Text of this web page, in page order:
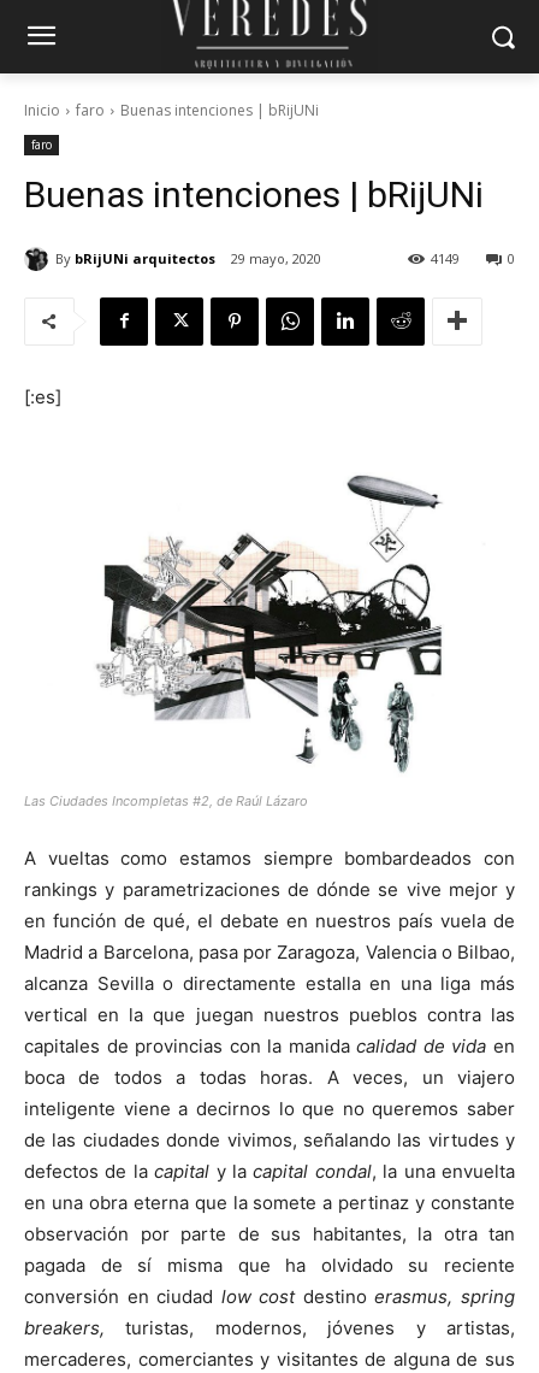
Inicio faro Buenas intenciones | bRijUNi
faro
Buenas intenciones | bRijUNi
By bRijUNi arquitectos 29 mayo, 2020 0
4149
[:es]
Las Ciudades Incompletas #2, de Raúl Lázaro
A vueltas como estamos siempre bombardeados con
rankings y parametrizaciones de dónde se vive mejor y
en función de qué, el debate en nuestros país vuela de
Madrid a Barcelona, pasa por Zaragoza, Valencia o Bilbao,
alcanza Sevilla o directamente estalla en una liga más
vertical en la que juegan nuestros pueblos contra las
capitales de provincias con la manidacalidad de vida en
boca de todos a todas horas. A veces, un viajero
inteligente viene a decirnos lo que no queremos saber
de las ciudades donde vivimos, señalando las virtudes y
defectos de lacapital y lacapital condal, la una envuelta
en una obra eterna que la somete a pertinaz y constante
observación por parte de sus habitantes, la otra tan
pagada de sí misma que ha olvidado su reciente
conversión en ciudad low costdestinoerasmus, spring
breakers, turistas, modernos, jóvenes y artistas,
mercaderes, comerciantes y visitantes de alguna de sus